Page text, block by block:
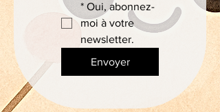
* Oui, abonnez-
moi à votre
newsletter.
Envoyer